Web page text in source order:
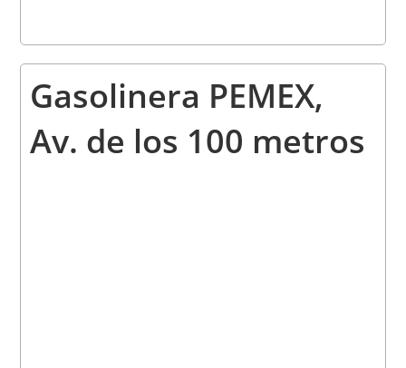
Gasolinera PEMEX,
Av. de los 100 metros